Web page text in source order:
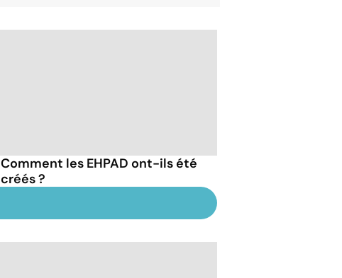
Comment les EHPAD ont-ils été
créés ?